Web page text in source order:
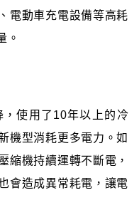
電動車充電設備等高耗
。
使用了10年以上的冷
機型消耗更多電力。如
縮機持續運轉不斷電，
會造成異常耗電，讓電